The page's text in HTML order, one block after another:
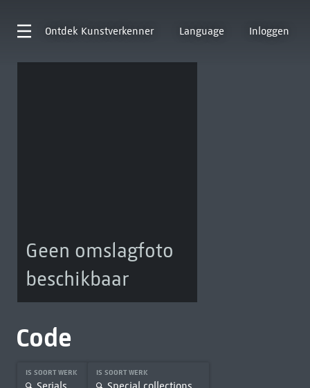
Ontdek Kunstverkenner Language Inloggen
Geen omslagfoto
beschikbaar
Code
IS SOORT WERK IS SOORT WERK